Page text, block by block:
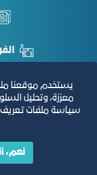
يستخدم موقعنا
معززة، وتحليل
سياسة ملفات تعريف
نعم،